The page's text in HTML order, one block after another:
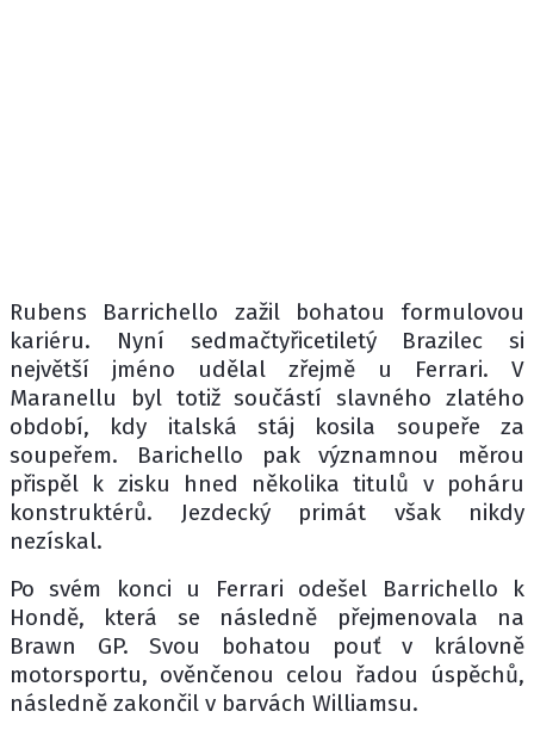
Rubens Barrichello zažil bohatou formulovou
kariéru. Nyní sedmačtyřicetiletý Brazilec si
největší jméno udělal zřejmě u Ferrari. V
Maranellu byl totiž součástí slavného zlatého
období, kdy italská stáj kosila soupeře za
soupeřem. Barichello pak významnou měrou
přispěl k zisku hned několika titulů v poháru
konstruktérů. Jezdecký primát však nikdy
nezískal.
Po svém konci u Ferrari odešel Barrichello k
Hondě, která se následně přejmenovala na
Brawn GP. Svou bohatou pouť v královně
motorsportu, ověnčenou celou řadou úspěchů,
následně zakončil v barvách Williamsu.